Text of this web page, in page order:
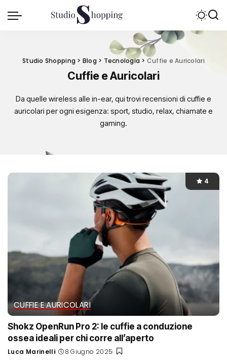
Studio Shopping > Blog > Tecnologia > Cuffie e Auricolari
Cuffie e Auricolari
Da quelle wireless alle in-ear, qui trovi recensioni di cuffie e
auricolari per ogni esigenza: sport, studio, relax, chiamate e
gaming.
CUFFIE E AURICOLARI
4
Shokz OpenRun Pro 2: le cuffie a conduzione
ossea ideali per chi corre all’aperto
Posted
Luca Marinelli 8 Giugno 2025